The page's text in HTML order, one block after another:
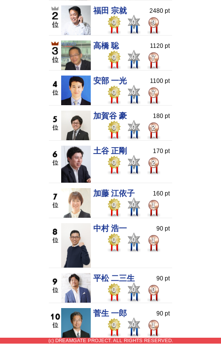
福田 宗就 2480 pt
0 0 9
高橋 聡 1120 pt
0 0 7
安部 一光 1100 pt
0 0 7
加賀谷 豪 180 pt
0 0 2
土谷 正剛 170 pt
0 0 2
加藤 江依子 160 pt
0 0 1
中村 浩一 90 pt
0 0 1
平松 二三生 90 pt
0 0 0
菅生 一郎 90 pt
0 0 1
(c) DREAMGATE PROJECT. ALL RIGHTS RESERVED.